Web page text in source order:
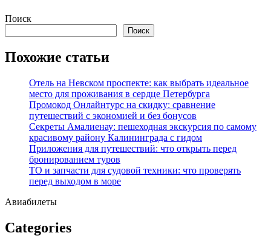
Перейти
содержимому
Поиск
Поиск
Похожие статьи
Отель на Невском проспекте: как выбрать идеальное
место для проживания в сердце Петербурга
Промокод Онлайнтурс на скидку: сравнение
путешествий с экономией и без бонусов
Секреты Амалиенау: пешеходная экскурсия по самому
красивому району Калининграда с гидом
Приложения для путешествий: что открыть перед
бронированием туров
ТО и запчасти для судовой техники: что проверять
перед выходом в море
Авиабилеты
Categories